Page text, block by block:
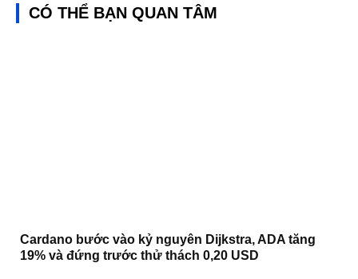
CÓ THỂ BẠN QUAN TÂM
Cardano bước vào kỷ nguyên Dijkstra, ADA tăng
19% và đứng trước thử thách 0,20 USD